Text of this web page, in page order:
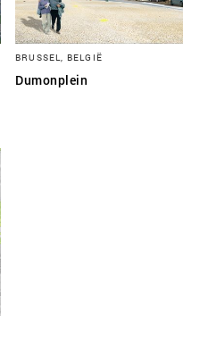
BRUSSEL, BELGIË
Dumonplein